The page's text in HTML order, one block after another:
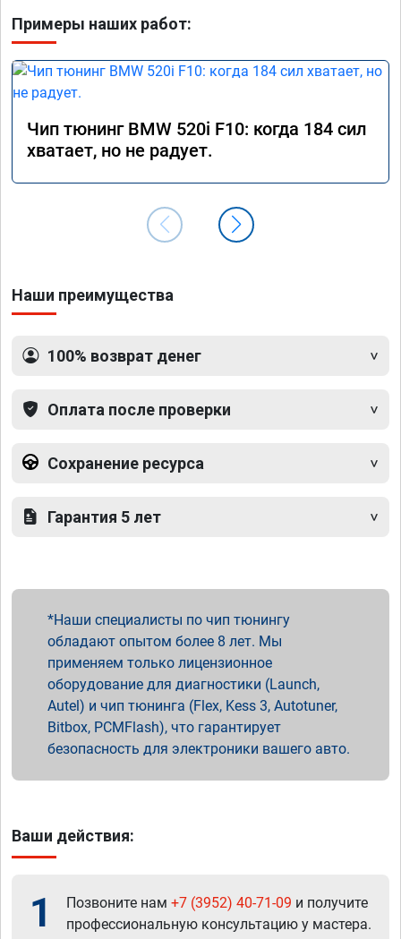
Примеры наших работ:
Чип тюнинг BMW 520i F10: когда 184 сил
хватает, но не радует.
Наши преимущества
100% возврат денег
Оплата после проверки
Сохранение ресурса
Гарантия 5 лет
Наши специалисты по чип тюнингу
обладают опытом более 8 лет. Мы
применяем только лицензионное
оборудование для диагностики (Launch,
Autel) и чип тюнинга (Flex, Kess 3, Autotuner,
Bitbox, PCMFlash), что гарантирует
безопасность для электроники вашего авто.
Ваши действия:
1 Позвоните нам +7 (3952) 40-71-09 и получите
профессиональную консультацию у мастера.